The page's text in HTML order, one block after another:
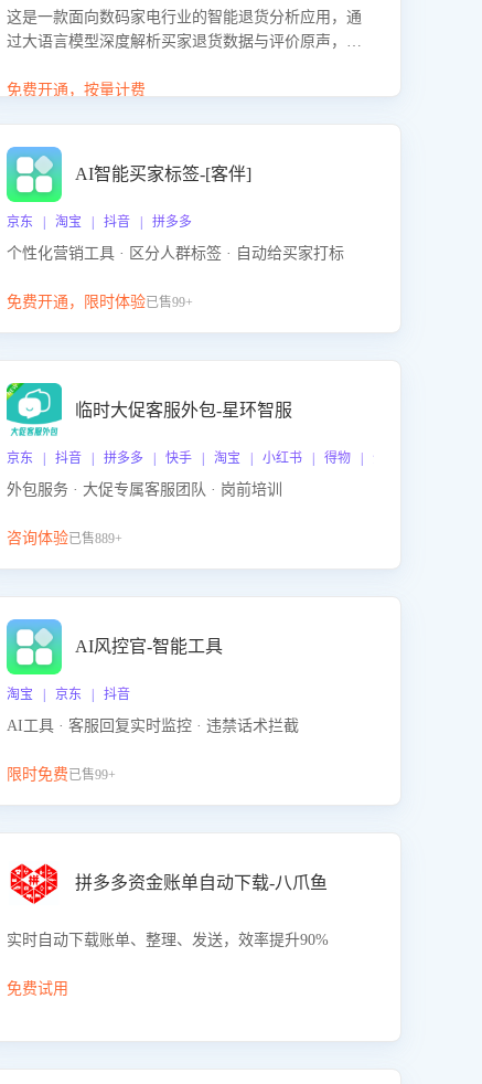
这是一款面向数码家电行业的智能退货分析应用，通
过大语言模型深度解析买家退货数据与评价原声，精
因，并输出可落地的改进建议，通过挖掘用户痛点驱
免费开通，按量计费
AI智能买家标签-[客伴]
京东 | 淘宝 | 抖音 | 拼多多
个性化营销工具 · 区分人群标签 · 自动给买家打标
免费开通，限时体验已售99+
临时大促客服外包-星环智服
京东 | 抖音 | 拼多多 | 快手 | 淘宝 | 小红书 | 得物 | 企业微信
外包服务 · 大促专属客服团队 · 岗前培训
咨询体验已售889+
AI风控官-智能工具
淘宝 | 京东 | 抖音
AI工具 · 客服回复实时监控 · 违禁话术拦截
限时免费已售99+
拼多多资金账单自动下载-八爪鱼
实时自动下载账单、整理、发送，效率提升90%
免费试用